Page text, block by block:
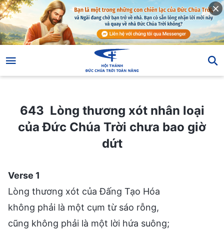
643 Lòng thương xót nhân loại
của Đức Chúa Trời chưa bao giờ
dứt
Verse 1
Lòng thương xót của Đấng Tạo Hóa
không phải là một cụm từ sáo rỗng,
cũng không phải là một lời hứa suông;